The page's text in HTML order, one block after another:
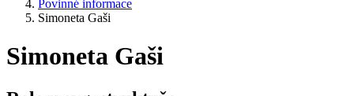
Povinné informace
Simoneta Gaši
Simoneta Gaši